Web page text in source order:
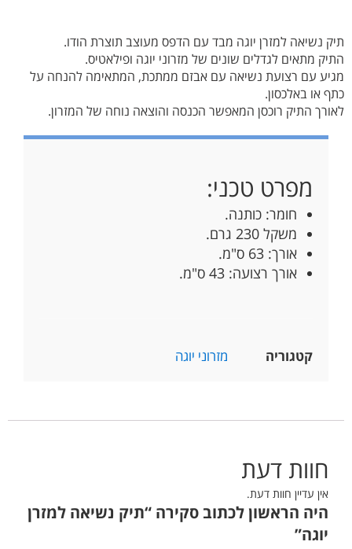
תיק נשיאה למזרן יוגה מבד עם הדפס מעוצב תוצרת הודו.
התיק מתאים לגדלים שונים של מזרוני יוגה ופילאטיס.
מגיע עם רצועת נשיאה עם אבזם ממתכת, המתאימה להנחה על
כתף או באלכסון.
לאורך התיק רוכסן המאפשר הכנסה והוצאה נוחה של המזרון.
מפרט טכני:
חומר: כותנה.
משקל 230 גרם.
אורך: 63 ס"מ.
אורך רצועה: 43 ס"מ.
קטגוריה מזרוני יוגה
חוות דעת
אין עדיין חוות דעת.
היה הראשון לכתוב סקירה “תיק נשיאה למזרן
יוגה”